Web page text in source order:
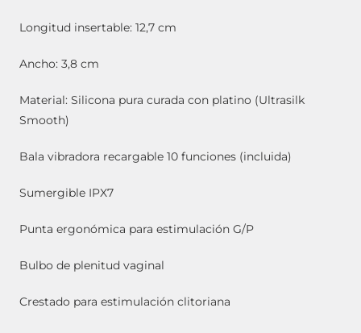
Longitud insertable: 12,7 cm
Ancho: 3,8 cm
Material: Silicona pura curada con platino (Ultrasilk
Smooth)
Bala vibradora recargable 10 funciones (incluida)
Sumergible IPX7
Punta ergonómica para estimulación G/P
Bulbo de plenitud vaginal
Crestado para estimulación clitoriana